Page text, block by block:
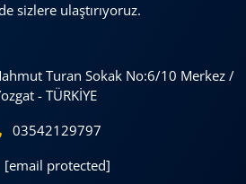
sizlere ulaştırıyoruz.
Turan Sokak No:6/10 Merkez /
- TÜRKİYE
03542129797
[email protected]